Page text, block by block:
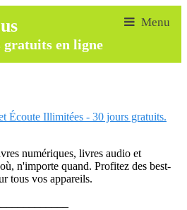
gratuits en ligne
Écoute Illimitées - 30 jours gratuits.
numériques, livres audio et
n'importe quand. Profitez des best-
tous vos appareils.